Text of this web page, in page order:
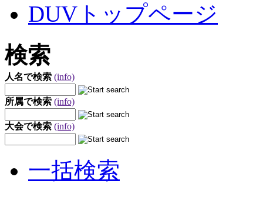
DUVトップページ
検索
人名で検索 (info)
所属で検索 (info)
大会で検索 (info)
一括検索